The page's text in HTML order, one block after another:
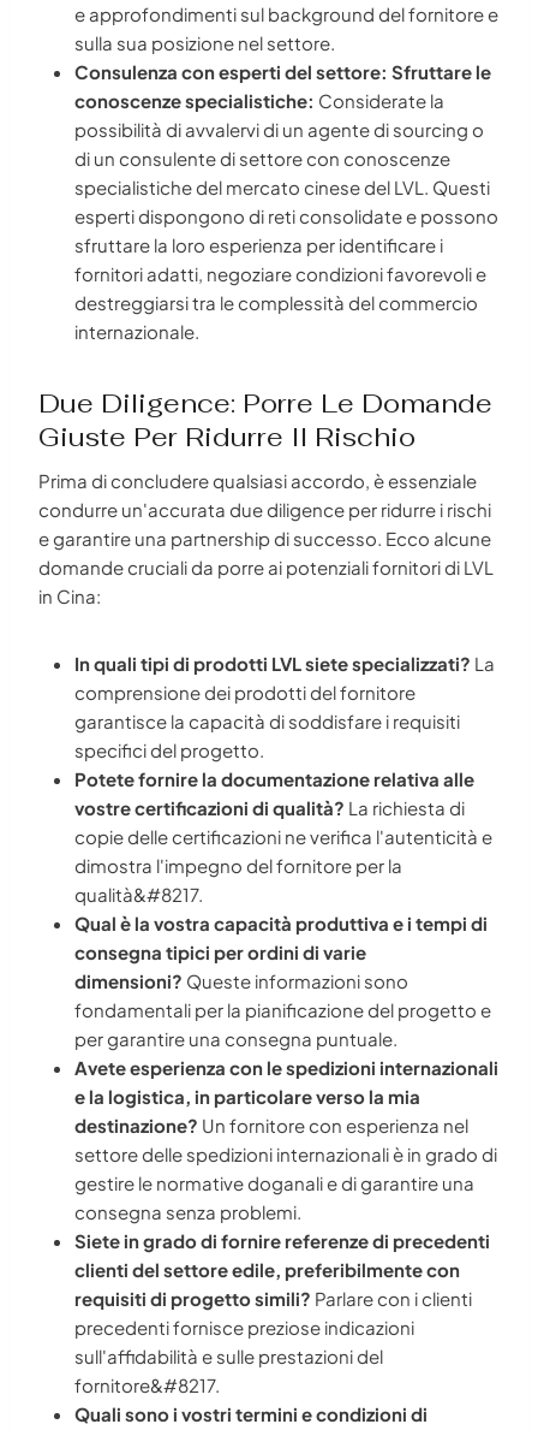
e approfondimenti sul background del fornitore e
sulla sua posizione nel settore.
Consulenza con esperti del settore: Sfruttare le
conoscenze specialistiche: Considerate la
possibilità di avvalervi di un agente di sourcing o
di un consulente di settore con conoscenze
specialistiche del mercato cinese del LVL. Questi
esperti dispongono di reti consolidate e possono
sfruttare la loro esperienza per identificare i
fornitori adatti, negoziare condizioni favorevoli e
destreggiarsi tra le complessità del commercio
internazionale.
Due Diligence: Porre Le Domande
Giuste Per Ridurre Il Rischio
Prima di concludere qualsiasi accordo, è essenziale
condurre un'accurata due diligence per ridurre i rischi
e garantire una partnership di successo. Ecco alcune
domande cruciali da porre ai potenziali fornitori di LVL
in Cina:
In quali tipi di prodotti LVL siete specializzati? La
comprensione dei prodotti del fornitore
garantisce la capacità di soddisfare i requisiti
specifici del progetto.
Potete fornire la documentazione relativa alle
vostre certificazioni di qualità? La richiesta di
copie delle certificazioni ne verifica l'autenticità e
dimostra l'impegno del fornitore per la
qualità&#8217.
Qual è la vostra capacità produttiva e i tempi di
consegna tipici per ordini di varie
dimensioni? Queste informazioni sono
fondamentali per la pianificazione del progetto e
per garantire una consegna puntuale.
Avete esperienza con le spedizioni internazionali
e la logistica, in particolare verso la mia
destinazione? Un fornitore con esperienza nel
settore delle spedizioni internazionali è in grado di
gestire le normative doganali e di garantire una
consegna senza problemi.
Siete in grado di fornire referenze di precedenti
clienti del settore edile, preferibilmente con
requisiti di progetto simili? Parlare con i clienti
precedenti fornisce preziose indicazioni
sull'affidabilità e sulle prestazioni del
fornitore&#8217.
Quali sono i vostri termini e condizioni di